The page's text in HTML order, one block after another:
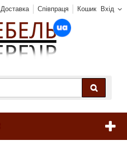
Вхід
Доставка Співпраця Кошик